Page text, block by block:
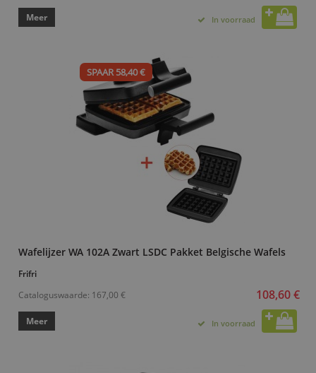
Meer In voorraad
SPAAR 58,40 €
Wafelijzer WA 102A Zwart LSDC Pakket Belgische Wafels
Frifri
Cataloguswaarde: 167,00 € 108,60 €
Meer In voorraad